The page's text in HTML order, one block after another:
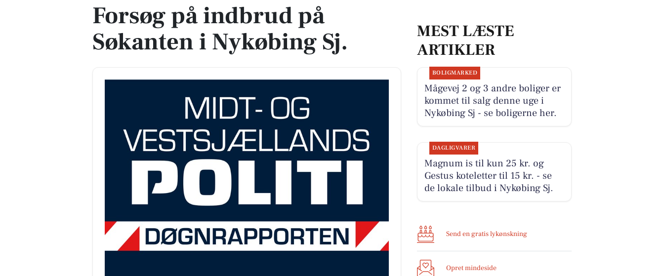
Forsøg på indbrud på
Søkanten i Nykøbing Sj.
MEST LÆSTE
ARTIKLER
BOLIGMARKED
Mågevej 2 og 3 andre boliger er
kommet til salg denne uge i
Nykøbing Sj - se boligerne her.
DAGLIGVARER
Magnum is til kun 25 kr. og
Gestus koteletter til 15 kr. - se
de lokale tilbud i Nykøbing Sj.
Send en gratis lykønskning
Opret mindeside